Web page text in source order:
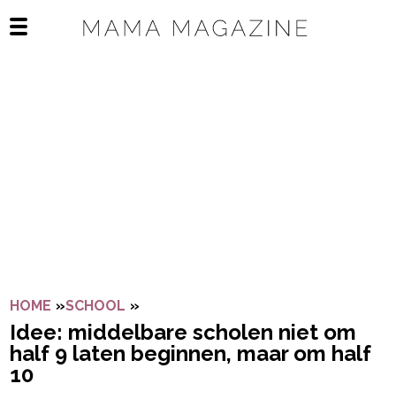
Open het mobiele menu
HOME »SCHOOL »
Idee: middelbare scholen niet om
half 9 laten beginnen, maar om half
10